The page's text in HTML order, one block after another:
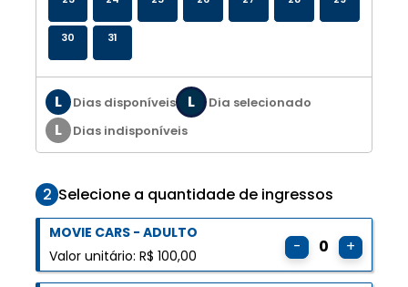
30 31
L Dias disponíveis L Dia selecionado
L Dias indisponíveis
2 Selecione a quantidade de ingressos
MOVIE CARS - ADULTO
Valor unitário: R$ 100,00
- 0 +